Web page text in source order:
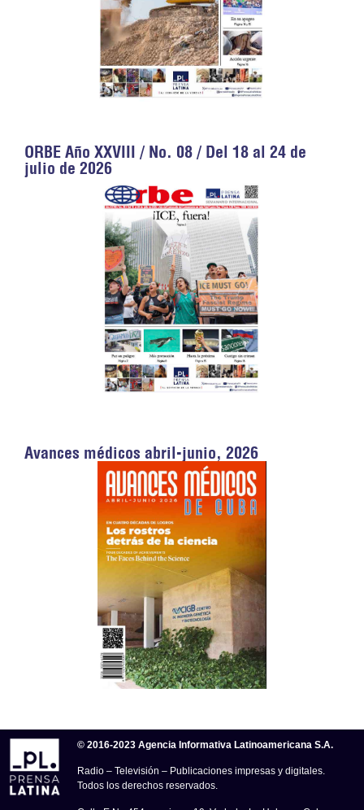
ORBE Año XXVIII / No. 08 / Del 18 al 24 de
julio de 2026
Avances médicos abril-junio, 2026
© 2016-2023 Agencia Informativa Latinoamericana S.A.
Radio – Televisión – Publicaciones impresas y digitales.
Todos los derechos reservados.